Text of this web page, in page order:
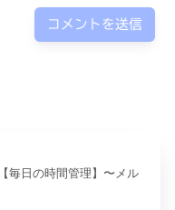
毎日の時間管理】〜メル